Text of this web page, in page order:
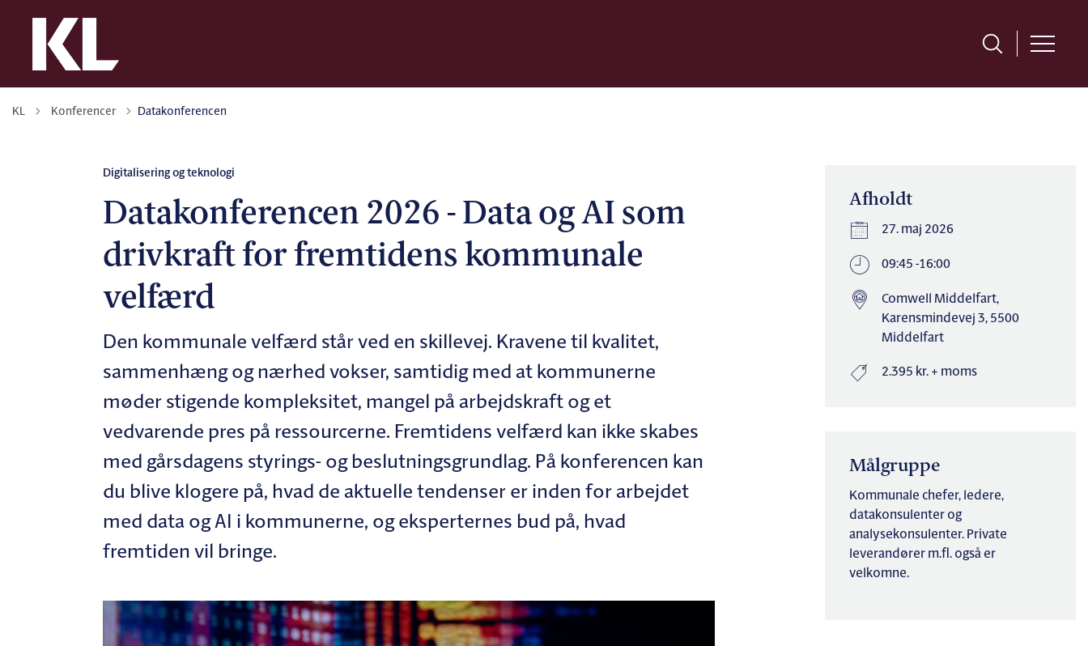
KL Tilbage til
Konferencer Datakonferencen
Digitalisering og teknologi
Datakonferencen 2026 - Data og AI som
drivkraft for fremtidens kommunale
velfærd
Den kommunale velfærd står ved en skillevej. Kravene til kvalitet,
sammenhæng og nærhed vokser, samtidig med at kommunerne
møder stigende kompleksitet, mangel på arbejdskraft og et
vedvarende pres på ressourcerne. Fremtidens velfærd kan ikke skabes
med gårsdagens styrings- og beslutningsgrundlag. På konferencen kan
du blive klogere på, hvad de aktuelle tendenser er inden for arbejdet
med data og AI i kommunerne, og eksperternes bud på, hvad
fremtiden vil bringe.
Afholdt
27. maj 2026
09:45 -16:00
Comwell Middelfart,
Karensmindevej 3, 5500
Middelfart
2.395 kr. + moms
Målgruppe
Kommunale chefer, ledere,
datakonsulenter og
analysekonsulenter. Private
leverandører m.fl. også er
velkomne.